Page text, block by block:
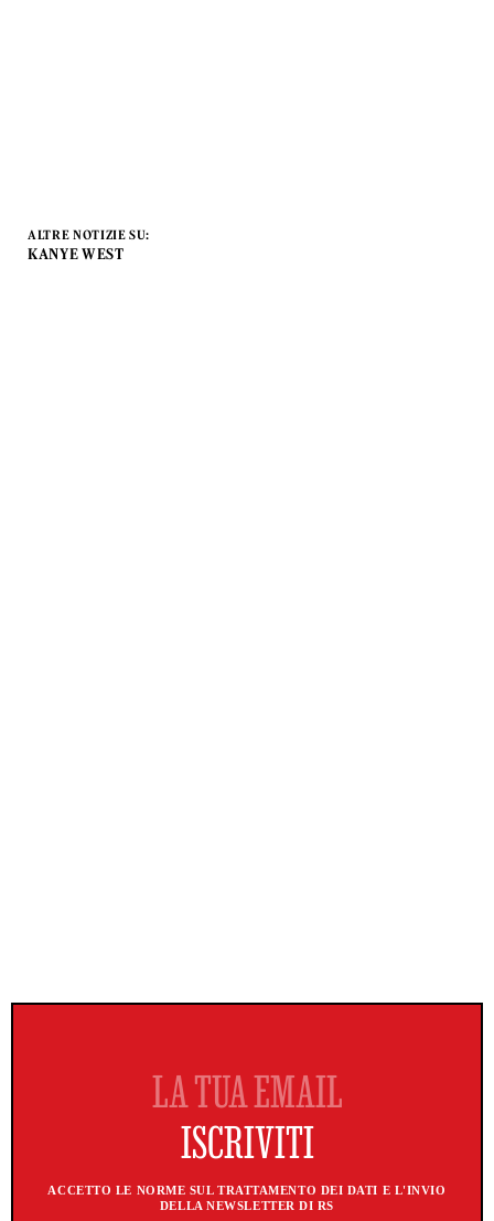
ALTRE NOTIZIE SU:
KANYE WEST
ACCETTO LE NORME SUL TRATTAMENTO DEI DATI E L'INVIO
DELLA NEWSLETTER DI RS